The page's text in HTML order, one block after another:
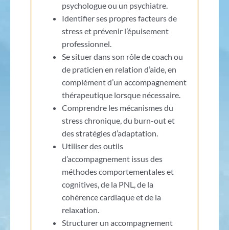
psychologue ou un psychiatre.
Identifier ses propres facteurs de
stress et prévenir l’épuisement
professionnel.
Se situer dans son rôle de coach ou
de praticien en relation d’aide, en
complément d’un accompagnement
thérapeutique lorsque nécessaire.
Comprendre les mécanismes du
stress chronique, du burn-out et
des stratégies d’adaptation.
Utiliser des outils
d’accompagnement issus des
méthodes comportementales et
cognitives, de la PNL, de la
cohérence cardiaque et de la
relaxation.
Structurer un accompagnement